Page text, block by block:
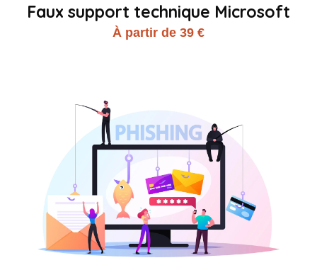
Faux support technique Microsoft
À partir de 39 €